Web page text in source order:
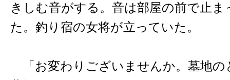
きしむ音がする。音は部屋の前で止ま
た。釣り宿の女将が立っていた。
「お変わりございませんか。墓地の